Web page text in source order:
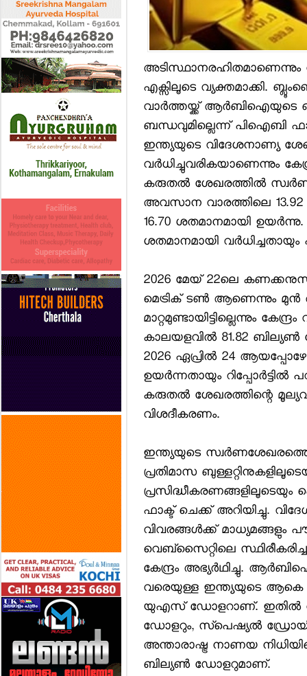
അടിസ്ഥാനരഹിതമാണെന്നും
എക്സിലൂടെ വ്യക്തമാക്കി.
വാര്‍ത്തയ്ക്ക് ആര്‍ബിഐയുടെ
ബന്ധവുമില്ലെന്ന് പിഐബി
ഇന്ത്യയുടെ വിദേശനാണ്യ
വര്‍ധിച്ചുവരികയാണെന്നും
കരുതല്‍ ശേഖരത്തില്‍
അവസാന വാരത്തിലെ 13.92
16.70 ശതമാനമായി
ശതമാനമായി വര്‍ധിച്ചതായും
2026 മേയ് 22ലെ
മെട്രിക് ടണ്‍ ആണെന്നും മുന്‍
മാറ്റമുണ്ടായിട്ടില്ലെന്നും
കാലയളവില്‍ 81.82
2026 ഏപ്രില്‍ 24
ഉയര്‍ന്നതായും
കരുതല്‍ ശേഖരത്തിന്റെ
വിശദീകരണം.
ഇന്ത്യയുടെ
പ്രതിമാസ
ഫാക്ട് ചെക്ക് അറിയിച്ചു.
വിവരങ്ങള്‍ക്ക്
വെബ്സൈറ്റിലെ
കേന്ദ്രം അഭ്യര്‍ഥിച്ചു.
വരെയുള്ള ഇന്ത്യയുടെ ആകെ
യുഎസ് ഡോളറാണ്. ഇതില്‍
ഡോളറും, സ്‌പെഷ്യല്‍
അന്താരാഷ്ട്ര നാണയ
ബില്യണ്‍ ഡോളറുമാണ്.